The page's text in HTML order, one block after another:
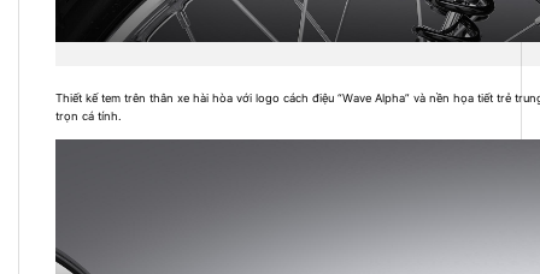
Thiết kế tem trên thân xe hài hòa với logo cách điệu “Wave Alpha” và nền họa tiết trẻ
trọn cá tính.